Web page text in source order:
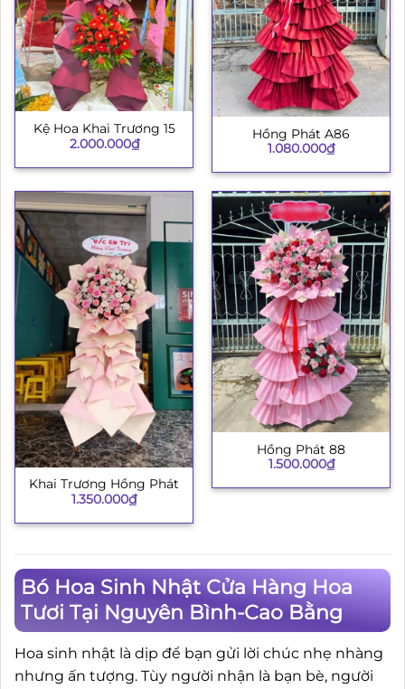
Kệ Hoa Khai Trương 15
2.000.000₫
Hồng Phát A86
1.080.000₫
Khai Trương Hồng Phát
1.350.000₫
Hồng Phát 88
1.500.000₫
Bó Hoa Sinh Nhật Cửa Hàng Hoa
Tươi Tại Nguyên Bình-Cao Bằng
Hoa sinh nhật là dịp để bạn gửi lời chúc nhẹ nhàng
nhưng ấn tượng. Tùy người nhận là bạn bè, người